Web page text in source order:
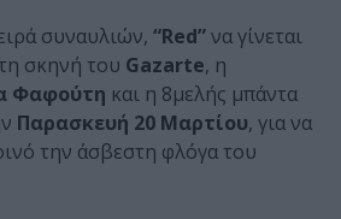
συναυλιών, “Red”να γίνεται
σκηνή του Gazarte, η
Φαφούτη και η 8μελής μπάντα
Παρασκευή 20 Μαρτίου, για να
την άσβεστη φλόγα του